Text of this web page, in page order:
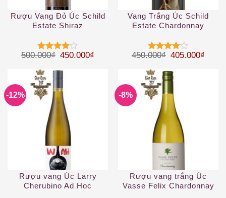
Rượu Vang Đỏ Úc Schild
Estate Shiraz
Được
45 sao
500.000₫ Giá gốc là: 500.000₫.
450.000₫ Giá hiện tại là: 450.000₫.
Vang Trắng Úc Schild
Estate Chardonnay
Được
45 sao
450.000₫ Giá gốc là:
405.000₫
-12%
Rượu vang Úc Larry
Cherubino Ad Hoc
-8%
Rượu vang trắng Úc
Vasse Felix Chardonnay